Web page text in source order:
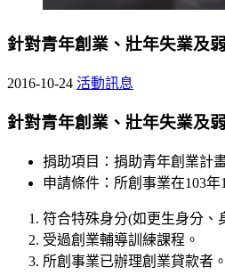
針對青年創業、壯年失業及
2016-10-24 活動訊息
針對青年創業、壯年失業及
捐助項目：捐助青年創業計
申請條件：所創事業在103
符合特殊身分(如更生身分、
受過創業輔導訓練課程。
所創事業已辦理創業貸款者。